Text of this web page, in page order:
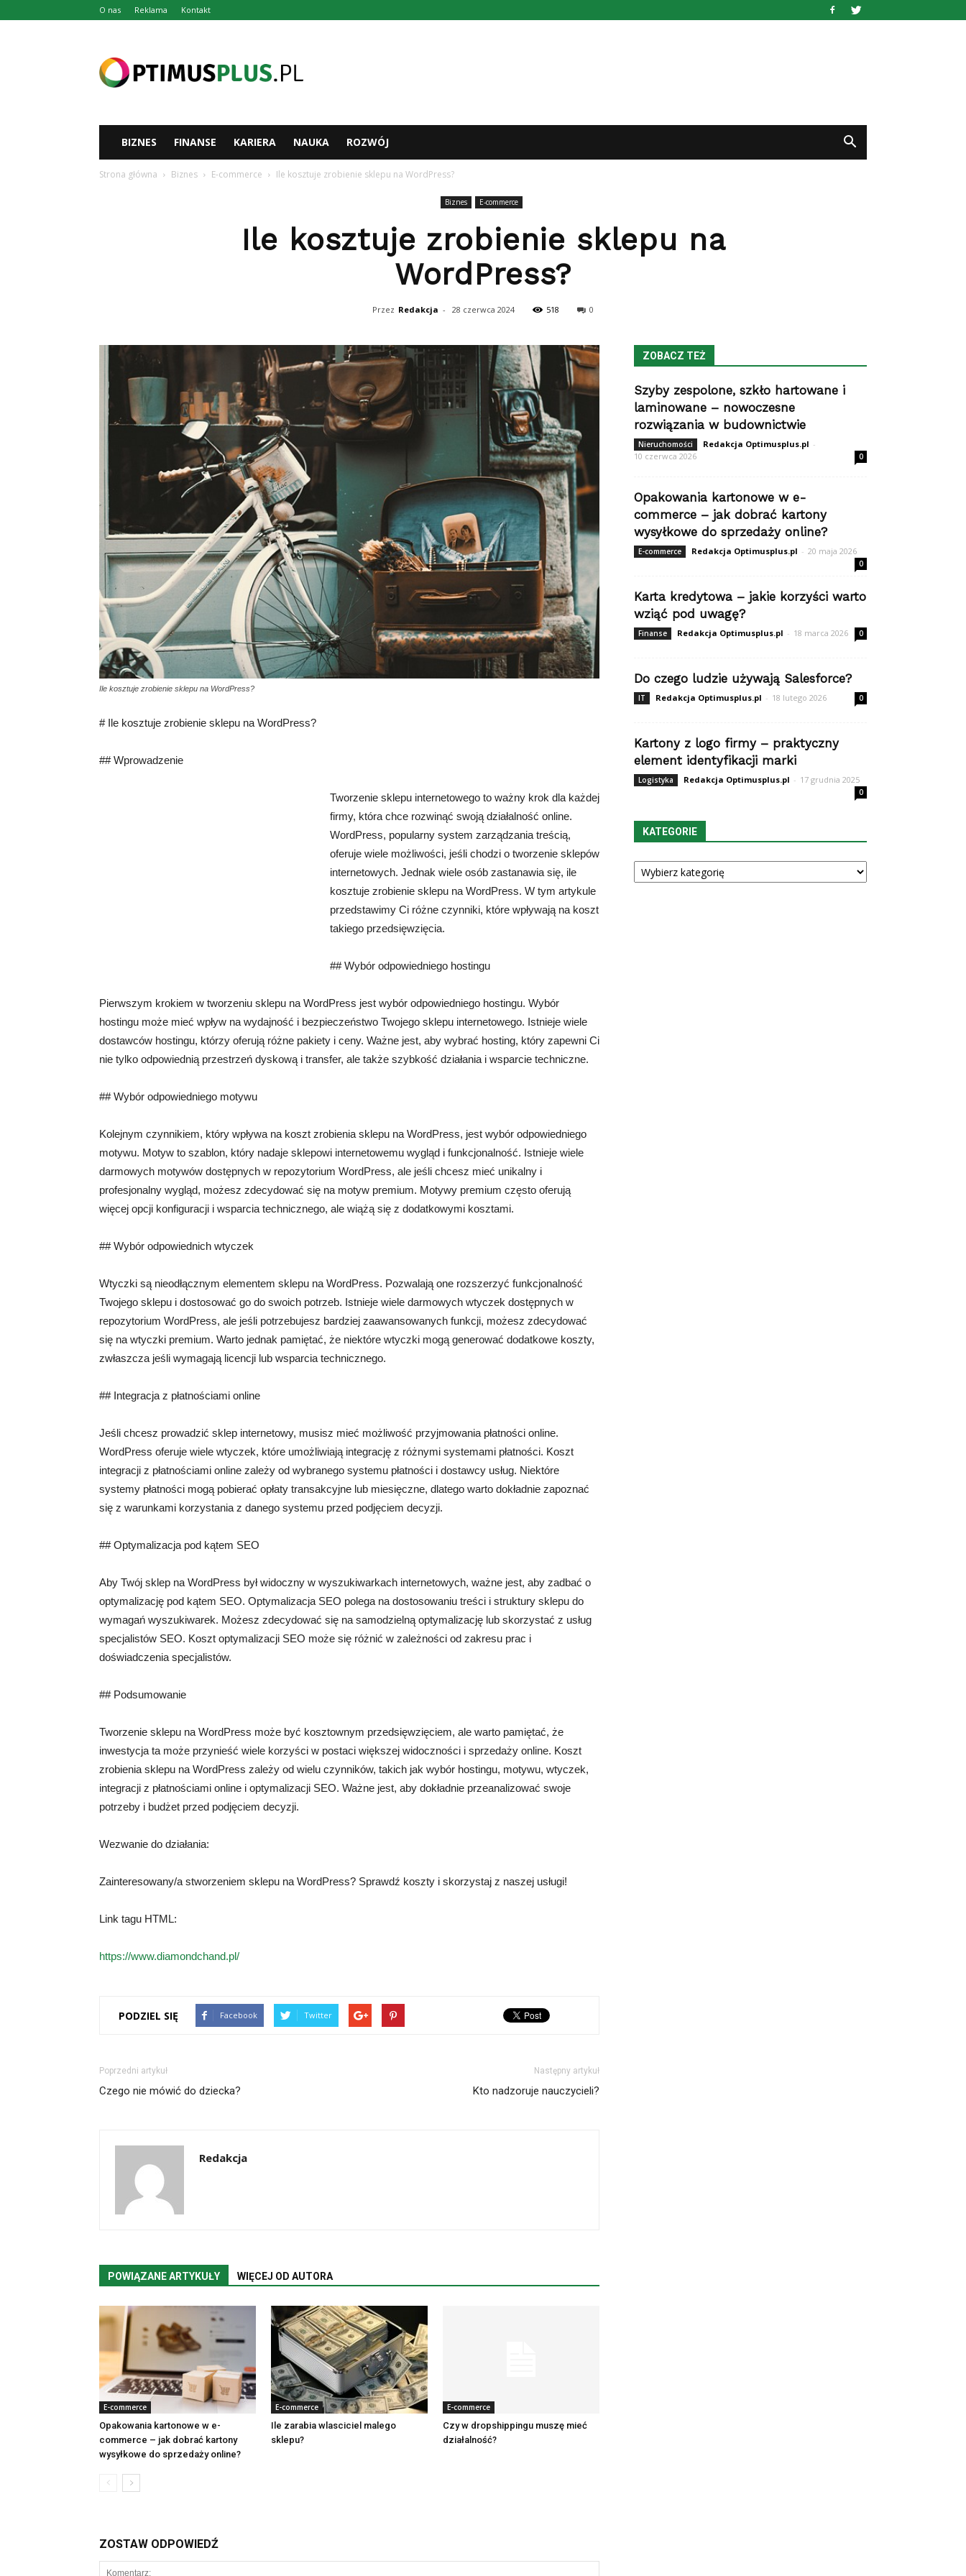
O nas Reklama Kontakt
BIZNES FINANSE KARIERA NAUKA ROZWÓJ
Strona główna Biznes E-commerce Ile kosztuje zrobienie sklepu na WordPress?
Biznes E-commerce
Ile kosztuje zrobienie sklepu na
WordPress?
Przez Redakcja - 28 czerwca 2024 518 0
Ile kosztuje zrobienie sklepu na WordPress?
# Ile kosztuje zrobienie sklepu na WordPress?
## Wprowadzenie
Tworzenie sklepu internetowego to ważny krok dla każdej
firmy, która chce rozwinąć swoją działalność online.
WordPress, popularny system zarządzania treścią,
oferuje wiele możliwości, jeśli chodzi o tworzenie sklepów
internetowych. Jednak wiele osób zastanawia się, ile
kosztuje zrobienie sklepu na WordPress. W tym artykule
przedstawimy Ci różne czynniki, które wpływają na koszt
takiego przedsięwzięcia.
## Wybór odpowiedniego hostingu
Pierwszym krokiem w tworzeniu sklepu na WordPress jest wybór odpowiedniego hostingu. Wybór
hostingu może mieć wpływ na wydajność i bezpieczeństwo Twojego sklepu internetowego. Istnieje wiele
dostawców hostingu, którzy oferują różne pakiety i ceny. Ważne jest, aby wybrać hosting, który zapewni Ci
nie tylko odpowiednią przestrzeń dyskową i transfer, ale także szybkość działania i wsparcie techniczne.
## Wybór odpowiedniego motywu
Kolejnym czynnikiem, który wpływa na koszt zrobienia sklepu na WordPress, jest wybór odpowiedniego
motywu. Motyw to szablon, który nadaje sklepowi internetowemu wygląd i funkcjonalność. Istnieje wiele
darmowych motywów dostępnych w repozytorium WordPress, ale jeśli chcesz mieć unikalny i
profesjonalny wygląd, możesz zdecydować się na motyw premium. Motywy premium często oferują
więcej opcji konfiguracji i wsparcia technicznego, ale wiążą się z dodatkowymi kosztami.
## Wybór odpowiednich wtyczek
Wtyczki są nieodłącznym elementem sklepu na WordPress. Pozwalają one rozszerzyć funkcjonalność
Twojego sklepu i dostosować go do swoich potrzeb. Istnieje wiele darmowych wtyczek dostępnych w
repozytorium WordPress, ale jeśli potrzebujesz bardziej zaawansowanych funkcji, możesz zdecydować
się na wtyczki premium. Warto jednak pamiętać, że niektóre wtyczki mogą generować dodatkowe koszty,
zwłaszcza jeśli wymagają licencji lub wsparcia technicznego.
## Integracja z płatnościami online
Jeśli chcesz prowadzić sklep internetowy, musisz mieć możliwość przyjmowania płatności online.
WordPress oferuje wiele wtyczek, które umożliwiają integrację z różnymi systemami płatności. Koszt
integracji z płatnościami online zależy od wybranego systemu płatności i dostawcy usług. Niektóre
systemy płatności mogą pobierać opłaty transakcyjne lub miesięczne, dlatego warto dokładnie zapoznać
się z warunkami korzystania z danego systemu przed podjęciem decyzji.
## Optymalizacja pod kątem SEO
Aby Twój sklep na WordPress był widoczny w wyszukiwarkach internetowych, ważne jest, aby zadbać o
optymalizację pod kątem SEO. Optymalizacja SEO polega na dostosowaniu treści i struktury sklepu do
wymagań wyszukiwarek. Możesz zdecydować się na samodzielną optymalizację lub skorzystać z usług
specjalistów SEO. Koszt optymalizacji SEO może się różnić w zależności od zakresu prac i
doświadczenia specjalistów.
## Podsumowanie
Tworzenie sklepu na WordPress może być kosztownym przedsięwzięciem, ale warto pamiętać, że
inwestycja ta może przynieść wiele korzyści w postaci większej widoczności i sprzedaży online. Koszt
zrobienia sklepu na WordPress zależy od wielu czynników, takich jak wybór hostingu, motywu, wtyczek,
integracji z płatnościami online i optymalizacji SEO. Ważne jest, aby dokładnie przeanalizować swoje
potrzeby i budżet przed podjęciem decyzji.
Wezwanie do działania:
Zainteresowany/a stworzeniem sklepu na WordPress? Sprawdź koszty i skorzystaj z naszej usługi!
Link tagu HTML:
https://www.diamondchand.pl/
PODZIEL SIĘ Facebook Twitter
Poprzedni artykuł
Czego nie mówić do dziecka?
Następny artykuł
Kto nadzoruje nauczycieli?
Redakcja
POWIĄZANE ARTYKUŁY WIĘCEJ OD AUTORA
E-commerce
Opakowania kartonowe w e-
commerce – jak dobrać kartony
wysyłkowe do sprzedaży online?
E-commerce
Ile zarabia wlasciciel malego
sklepu?
E-commerce
Czy w dropshippingu muszę mieć
działalność?
ZOSTAW ODPOWIEDŹ
ZOBACZ TEŻ
Szyby zespolone, szkło hartowane i
laminowane – nowoczesne
rozwiązania w budownictwie
Nieruchomości Redakcja Optimusplus.pl -
10 czerwca 2026
0
Opakowania kartonowe w e-
commerce – jak dobrać kartony
wysyłkowe do sprzedaży online?
E-commerce Redakcja Optimusplus.pl - 20 maja 2026
0
Karta kredytowa – jakie korzyści warto
wziąć pod uwagę?
Finanse Redakcja Optimusplus.pl - 18 marca 2026 0
Do czego ludzie używają Salesforce?
IT Redakcja Optimusplus.pl - 18 lutego 2026 0
Kartony z logo firmy – praktyczny
element identyfikacji marki
Logistyka Redakcja Optimusplus.pl - 17 grudnia 2025
0
KATEGORIE
Kategorie